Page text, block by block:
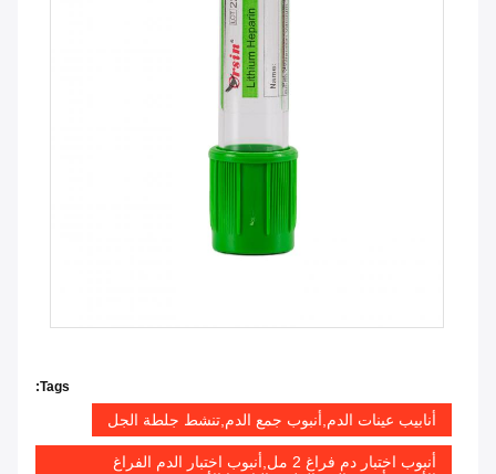
Tags:
أنابيب عينات الدم,أنبوب جمع الدم,تنشط جلطة الجل
أنبوب اختبار دم فراغ 2 مل,أنبوب اختبار الدم الفراغ